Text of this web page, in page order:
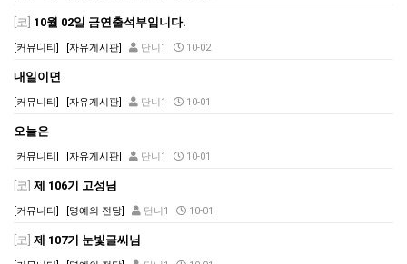
[코] 10월 02일 금연출석부입니다.
[커뮤니티] [자유게시판] 단니1 10-02
내일이면
[커뮤니티] [자유게시판] 단니1 10-01
오늘은
[커뮤니티] [자유게시판] 단니1 10-01
[코] 제 106기 고성님
[커뮤니티] [명예의 전당] 단니1 10-01
[코] 제 107기 눈빛글씨님